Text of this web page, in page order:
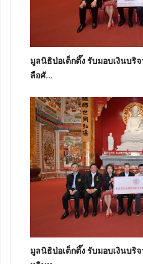
มูลนิธิป่อเต็กตึ๊ง รับมอบเงินบริ
ลือศั...
มูลนิธิป่อเต็กตึ๊ง รับมอบเงินบริ